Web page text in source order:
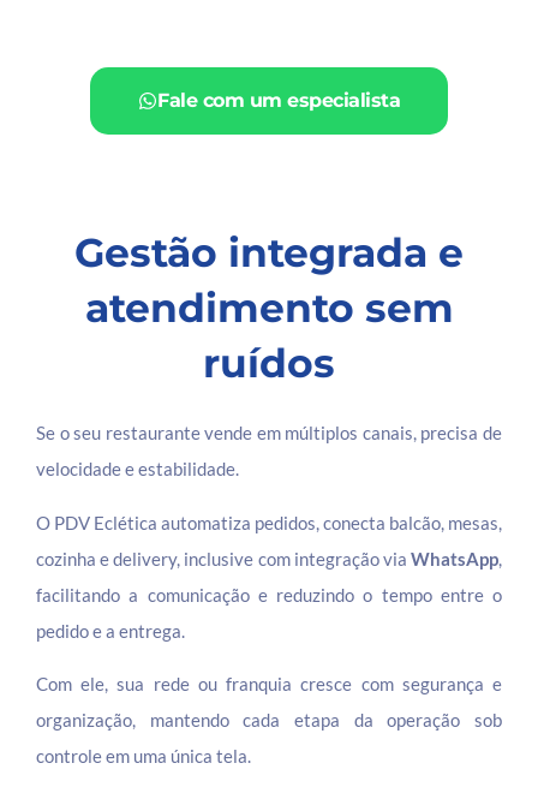
Fale com um especialista
Gestão integrada e
atendimento sem
ruídos
Se o seu restaurante vende em múltiplos canais, precisa de
velocidade e estabilidade.
O PDV Eclética automatiza pedidos, conecta balcão, mesas,
cozinha e delivery, inclusive com integração via WhatsApp,
facilitando a comunicação e reduzindo o tempo entre o
pedido e a entrega.
Com ele, sua rede ou franquia cresce com segurança e
organização, mantendo cada etapa da operação sob
controle em uma única tela.